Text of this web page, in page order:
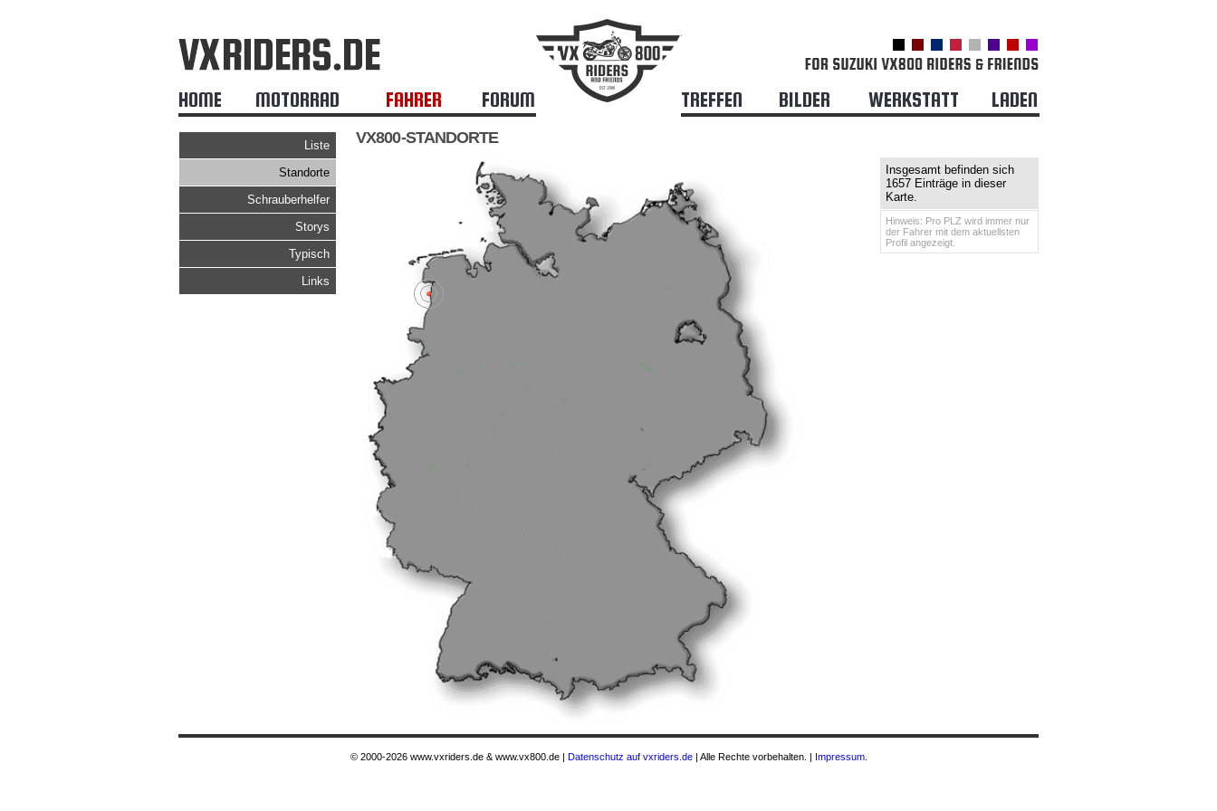
HOME MOTORRAD FAHRER FORUM TREFFEN BILDER WERKSTATT LADEN
Liste
Standorte
Schrauberhelfer
Storys
Typisch
Links
VX800-STANDORTE
Insgesamt befinden sich
1657 Einträge in dieser
Karte.
Hinweis: Pro PLZ wird immer nur
der Fahrer mit dem aktuellsten
Profil angezeigt.
© 2000-2026 www.vxriders.de & www.vx800.de | Datenschutz auf vxriders.de| Alle Rechte vorbehalten. | Impressum.